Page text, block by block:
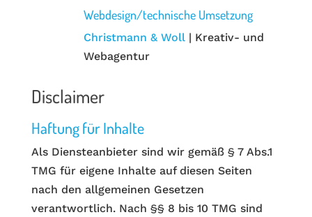
Webdesign/technische Umsetzung
Christmann & Woll| Kreativ- und
Webagentur
Disclaimer
Haftung für Inhalte
Als Diensteanbieter sind wir gemäß § 7 Abs.1
TMG für eigene Inhalte auf diesen Seiten
nach den allgemeinen Gesetzen
verantwortlich. Nach §§ 8 bis 10 TMG sind